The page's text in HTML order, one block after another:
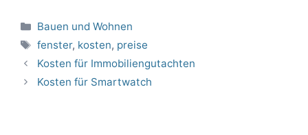
Kategorien
Bauen und Wohnen
Schlagwörter
fenster, kosten, preise
Kosten für Immobiliengutachten
Kosten für Smartwatch